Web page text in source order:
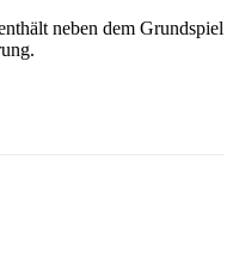
neben dem Grundspiel